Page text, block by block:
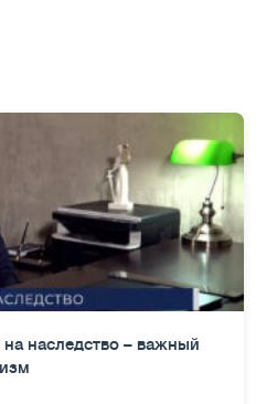
наследство – важный